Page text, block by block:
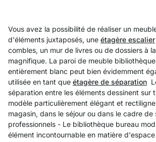
Vous avez la possibilité de réaliser un
d'éléments juxtaposés, une étagère escalier
combles, un mur de livres ou de dossiers à
magnifique. La paroi de meuble
entièrement blanc peut bien évidemment
utilisée en tant que étagère de séparation
séparation entre les éléments dessinent sur
modèle particulièrement élégant et
magasin, dans le séjour ou dans le cadre de
professionnels - Le bibliothèque bureau
élément incontournable en matière